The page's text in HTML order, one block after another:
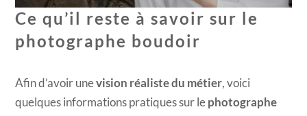
Ce qu’il reste à savoir sur le
photographe boudoir
Afin d’avoir unevision réaliste du métier, voici
quelques informations pratiques sur le photographe